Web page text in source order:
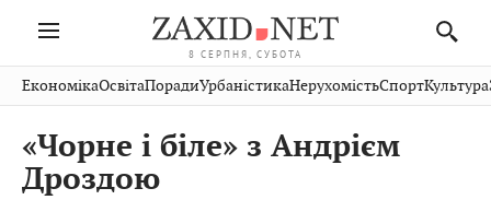
8 СЕРПНЯ, СУБОТА
Івано-
Франківськ
Тернопіль
Волинь
РівнеСтрий
Хмельницький
Публікації
Авто СловкоКультура
Кіно Дім СпортКраєзнавство
ЕкономікаОсвітаПорадиУрбаністикаНерухомістьСпортКультура
«Чорне і біле» з Андрієм
Дроздою